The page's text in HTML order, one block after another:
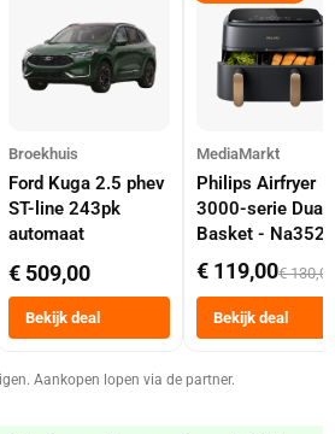
Broekhuis
Ford Kuga 2.5 phev
ST-line 243pk
automaat
€ 509,00
Bekijk deal
MediaMarkt
Philips Airfryer
3000-serie Dual
Basket -
Dubbele Mand 9
Tot 6 Personen
Heteluchtfriteuse
Zwart
€ 119,00€ 130,00
Bekijk deal
Aankopen lopen via de partner.